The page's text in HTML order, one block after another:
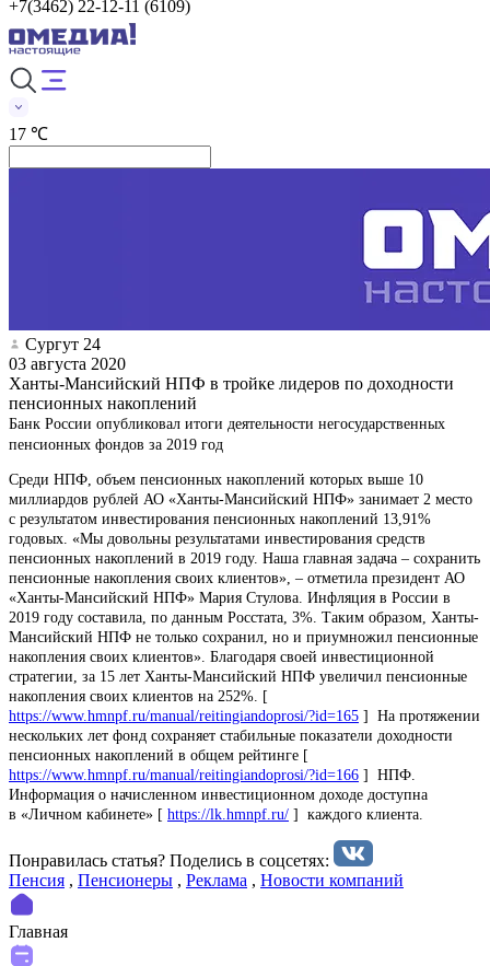
+7(3462) 22-12-11 (6109)
17 ℃
Сургут 24
03 августа 2020
Ханты-Мансийский НПФ в тройке лидеров по доходности
пенсионных накоплений
Банк России опубликовал итоги деятельности негосударственных
пенсионных фондов за 2019 год
Среди НПФ, объем пенсионных накоплений которых выше 10
миллиардов рублей АО «Ханты-Мансийский НПФ» занимает 2 место
с результатом инвестирования пенсионных накоплений 13,91%
годовых. «Мы довольны результатами инвестирования средств
пенсионных накоплений в 2019 году. Наша главная задача – сохранить
пенсионные накопления своих клиентов», – отметила президент АО
«Ханты-Мансийский НПФ» Мария Стулова. Инфляция в России в
2019 году составила, по данным Росстата, 3%. Таким образом, Ханты-
Мансийский НПФ не только сохранил, но и приумножил пенсионные
накопления своих клиентов». Благодаря своей инвестиционной
стратегии, за 15 лет Ханты-Мансийский НПФ увеличил пенсионные
накопления своих клиентов на 252%. [
https://www.hmnpf.ru/manual/reitingiandoprosi/?id=165 ] На протяжении
нескольких лет фонд сохраняет стабильные показатели доходности
пенсионных накоплений в общем рейтинге [
https://www.hmnpf.ru/manual/reitingiandoprosi/?id=166 ] НПФ.
Информация о начисленном инвестиционном доходе доступна
в «Личном кабинете» [ https://lk.hmnpf.ru/ ] каждого клиента.
Понравилась статья? Поделиcь в соцсетях:
Пенсия , Пенсионеры , Реклама , Новости компаний
Главная